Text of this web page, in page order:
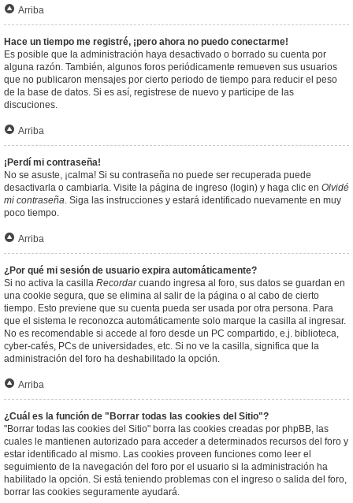
Arriba
Hace un tiempo me registré, ¡pero ahora no puedo conectarme!
Es posible que la administración haya desactivado o borrado su cuenta por
alguna razón. También, algunos foros periódicamente remueven sus usuarios
que no publicaron mensajes por cierto periodo de tiempo para reducir el peso
de la base de datos. Si es así, registrese de nuevo y participe de las
discuciones.
Arriba
¡Perdí mi contraseña!
No se asuste, ¡calma! Si su contraseña no puede ser recuperada puede
desactivarla o cambiarla. Visite la página de ingreso (login) y haga clic en Olvidé
mi contraseña. Siga las instrucciones y estará identificado nuevamente en muy
poco tiempo.
Arriba
¿Por qué mi sesión de usuario expira automáticamente?
Si no activa la casilla Recordarcuando ingresa al foro, sus datos se guardan en
una cookie segura, que se elimina al salir de la página o al cabo de cierto
tiempo. Esto previene que su cuenta pueda ser usada por otra persona. Para
que el sistema le reconozca automáticamente solo marque la casilla al ingresar.
No es recomendable si accede al foro desde un PC compartido, e.j. biblioteca,
cyber-cafés, PCs de universidades, etc. Si no ve la casilla, significa que la
administración del foro ha deshabilitado la opción.
Arriba
¿Cuál es la función de "Borrar todas las cookies del Sitio"?
"Borrar todas las cookies del Sitio" borra las cookies creadas por phpBB, las
cuales le mantienen autorizado para acceder a determinados recursos del foro y
estar identificado al mismo. Las cookies proveen funciones como leer el
seguimiento de la navegación del foro por el usuario si la administración ha
habilitado la opción. Si está teniendo problemas con el ingreso o salida del foro,
borrar las cookies seguramente ayudará.